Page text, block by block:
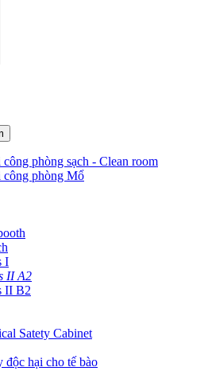
phòng sạch - Clean room
công phòng Mổ
I
II A2
II B2
Satety Cabinet
độc hại cho tế bào